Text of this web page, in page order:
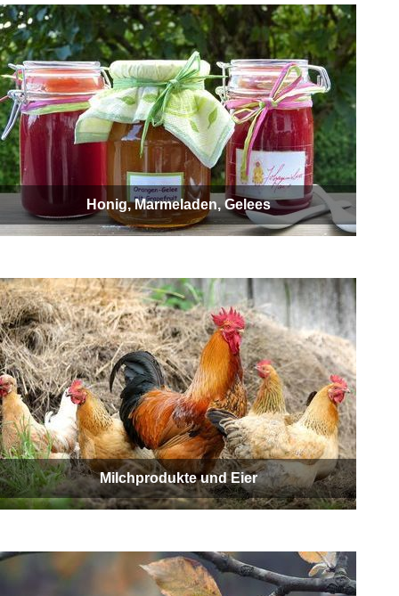
Honig, Marmeladen, Gelees
Milchprodukte und Eier